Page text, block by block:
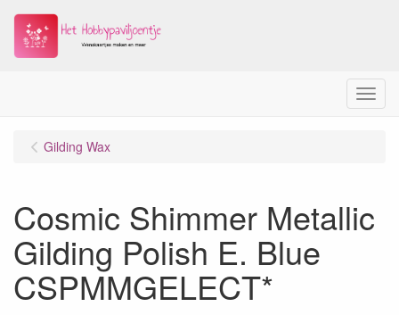
Menu
Gilding Wax
Cosmic Shimmer Metallic
Gilding Polish E. Blue
CSPMMGELECT*